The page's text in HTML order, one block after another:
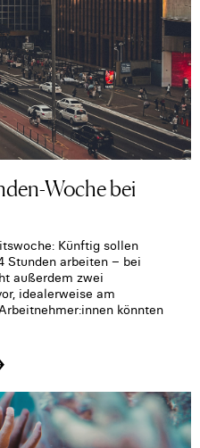
Woche bei
Künftig sollen
Stunden arbeiten – bei
außerdem zwei
idealerweise am
könnten